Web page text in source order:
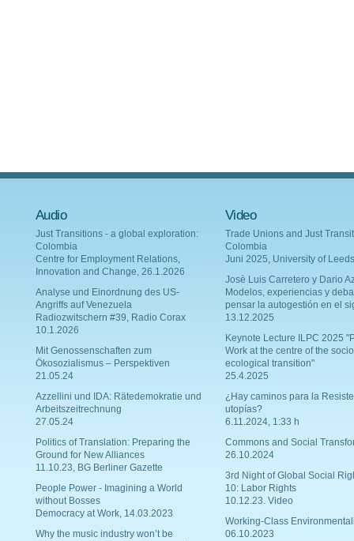
Audio
Just Transitions - a global exploration:
Colombia
Centre for Employment Relations,
Innovation and Change, 26.1.2026
Analyse und Einordnung des US-
Angriffs auf Venezuela
Radiozwitschern #39, Radio Corax
10.1.2026
Mit Genossenschaften zum
Ökosozialismus – Perspektiven
21.05.24
Azzellini und IDA: Rätedemokratie und
Arbeitszeitrechnung
27.05.24
Politics of Translation: Preparing the
Ground for New Alliances
11.10.23, BG Berliner Gazette
People Power - Imagining a World
without Bosses
Democracy at Work, 14.03.2023
Why the music industry won’t be
Video
Trade Unions and Just
Colombia
Juni 2025, University of Leeds
Josè Luis Carretero y Dario
Modelos, experiencias y
pensar la autogestión en el
13.12.2025
Keynote Lecture ILPC 2025
Work at the centre of the
ecological transition"
25.4.2025
¿Hay caminos para la
utopías?
6.11.2024, 1:33 h
Commons and Social
26.10.2024
3rd Night of Global Social
10: Labor Rights
10.12.23. Video
Working-Class
06.10.2023